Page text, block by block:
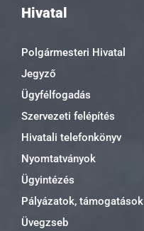
Hivatal
Polgármesteri Hivatal
Jegyző
Ügyfélfogadás
Szervezeti felépítés
Hivatali telefonkönyv
Nyomtatványok
Ügyintézés
Pályázatok, támogatások
Üvegzseb